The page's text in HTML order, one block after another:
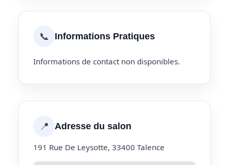
📞 Informations Pratiques
Informations de contact non disponibles.
📍 Adresse du salon
191 Rue De Leysotte, 33400 Talence